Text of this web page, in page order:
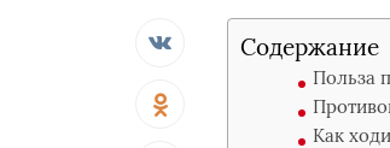
Содержание
Польза
Как